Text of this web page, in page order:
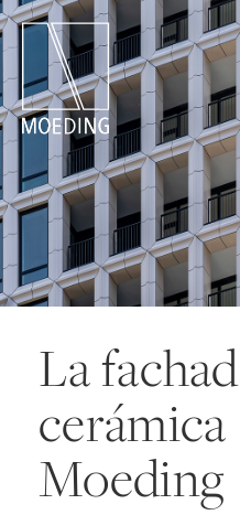
La
cerámica
Moeding